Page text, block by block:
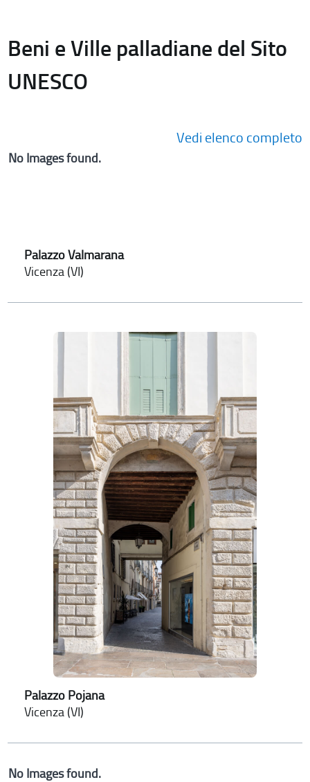
Beni e Ville palladiane del Sito
UNESCO
Vedi elenco completo
No Images found.
Palazzo Valmarana
Vicenza (VI)
Palazzo Pojana
Vicenza (VI)
No Images found.